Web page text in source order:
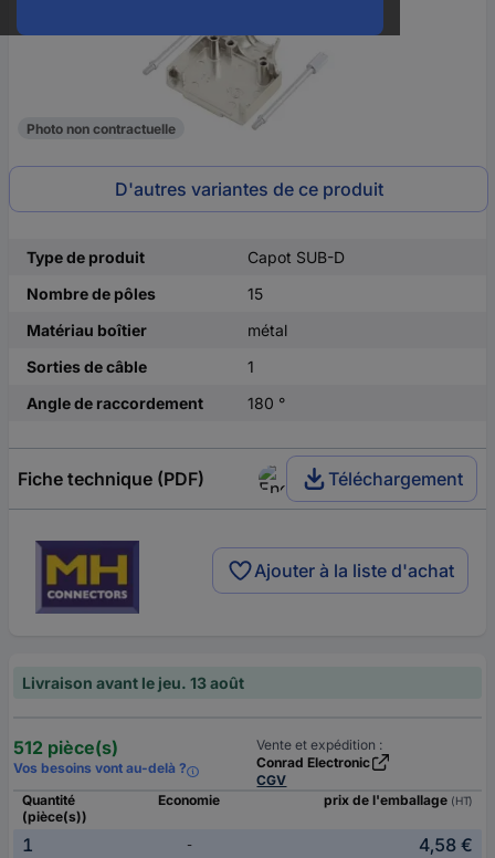
Photo non contractuelle
D'autres variantes de ce produit
Type de produit
Capot SUB-D
Nombre de pôles
15
Matériau boîtier
métal
Sorties de câble
1
Angle de raccordement
180 °
Fiche technique (PDF) Téléchargement
Ajouter à la liste d'achat
Livraison avant le jeu. 13 août
512 pièce(s)
Vos besoins vont au-delà ?
Vente et expédition :
Conrad Electronic
CGV
Quantité
(pièce(s))
Economie prix de l'emballage (HT)
1 -
4,58 €